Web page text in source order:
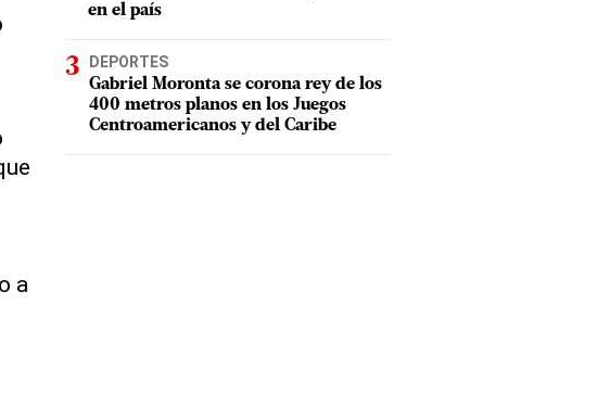
a
en el país
DEPORTES
Gabriel Moronta se corona rey de los
400 metros planos en los Juegos
Centroamericanos y del Caribe